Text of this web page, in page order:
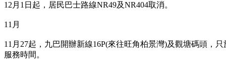
12月1日起，居民巴士路線NR49及NR404取消。
11月
11月27起，九巴開辦新線16P(來往旺角柏景灣)及觀塘碼頭，
服務時間。